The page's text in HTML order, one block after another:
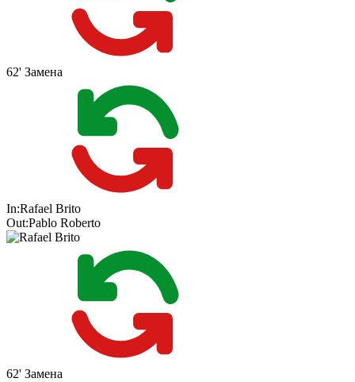
62' Замена
In:Rafael Brito
Out:Pablo Roberto
62' Замена